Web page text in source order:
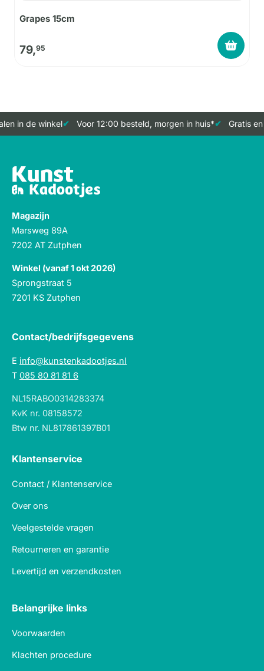
Grapes 15cm
79,95
in de winkel Voor 12:00 besteld, morgen in huis* Gratis
Magazijn
Marsweg 89A
7202 AT Zutphen
Winkel (vanaf 1 okt 2026)
Sprongstraat 5
7201 KS Zutphen
Contact/bedrijfsgegevens
E info@kunstenkadootjes.nl
T 085 80 81 81 6
NL15RABO0314283374
KvK nr. 08158572
Btw nr. NL817861397B01
Klantenservice
Contact / Klantenservice
Over ons
Veelgestelde vragen
Retourneren en garantie
Levertijd en verzendkosten
Belangrijke links
Voorwaarden
Klachten procedure